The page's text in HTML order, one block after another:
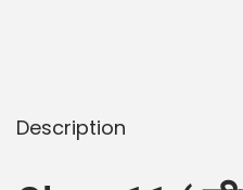
Description